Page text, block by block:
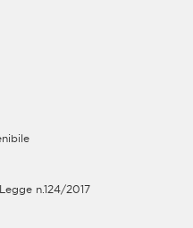
n.124/2017